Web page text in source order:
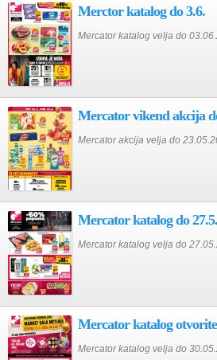
Merctor katalog do 3.6.
Mercator katalog velja do
Mercator vikend akcija
Mercator akcija velja do
Mercator katalog do 27.5.
Mercator katalog velja do
Mercator katalog
Mercator katalog velja do